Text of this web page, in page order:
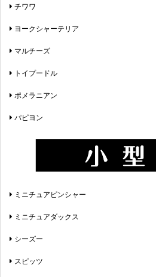
チワワ
ヨークシャーテリア
マルチーズ
トイプードル
ポメラニアン
パピヨン
ミニチュアピンシャー
ミニチュアダックス
シーズー
スピッツ